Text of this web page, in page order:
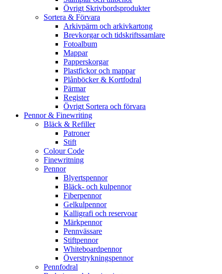
Övrigt Skrivbordsprodukter
Sortera & Förvara
Arkivpärm och arkivkartong
Brevkorgar och tidskriftssamlare
Fotoalbum
Mappar
Papperskorgar
Plastfickor och mappar
Plånböcker & Kortfodral
Pärmar
Register
Övrigt Sortera och förvara
Pennor & Finewriting
Bläck & Refiller
Patroner
Stift
Colour Code
Finewritning
Pennor
Blyertspennor
Bläck- och kulpennor
Fiberpennor
Gelkulpennor
Kalligrafi och reservoar
Märkpennor
Pennvässare
Stiftpennor
Whiteboardpennor
Överstrykningspennor
Pennfodral